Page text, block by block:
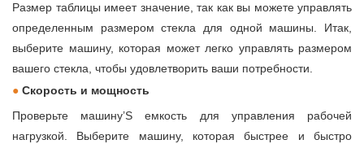
Размер таблицы имеет значение, так как вы можете управлять
определенным размером стекла для одной машины. Итак,
выберите машину, которая может легко управлять размером
вашего стекла, чтобы удовлетворить ваши потребности.
● Скорость и мощность
Проверьте машину’S емкость для управления рабочей
нагрузкой. Выберите машину, которая быстрее и быстро